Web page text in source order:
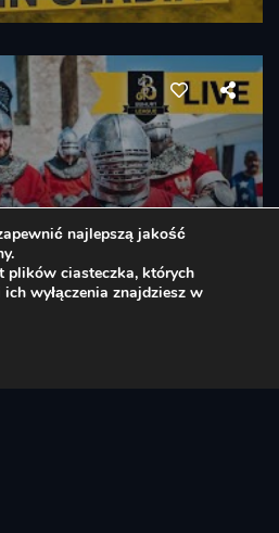
walki rycerskie
najlepszą jakość
plików ciasteczka, których
wyłączenia znajdziesz w